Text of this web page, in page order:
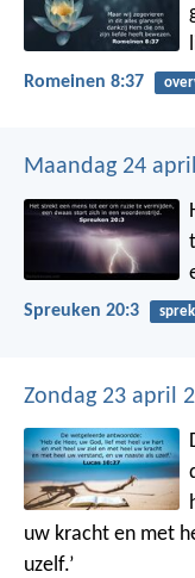
Romeinen 8:37
Maandag 24
Spreuken 20:3
Zondag 23 april
uw kracht en met
uzelf.’